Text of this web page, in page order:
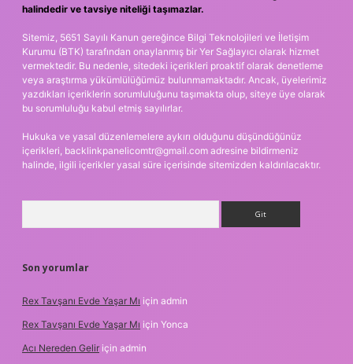
halindedir ve tavsiye niteliği taşımazlar.
Sitemiz, 5651 Sayılı Kanun gereğince Bilgi Teknolojileri ve İletişim
Kurumu (BTK) tarafından onaylanmış bir Yer Sağlayıcı olarak hizmet
vermektedir. Bu nedenle, sitedeki içerikleri proaktif olarak denetleme
veya araştırma yükümlülüğümüz bulunmamaktadır. Ancak, üyelerimiz
yazdıkları içeriklerin sorumluluğunu taşımakta olup, siteye üye olarak
bu sorumluluğu kabul etmiş sayılırlar.
Hukuka ve yasal düzenlemelere aykırı olduğunu düşündüğünüz
içerikleri, backlinkpanelicomtr@gmail.com adresine bildirmeniz
halinde, ilgili içerikler yasal süre içerisinde sitemizden kaldırılacaktır.
Son yorumlar
Rex Tavşanı Evde Yaşar Mı için admin
Rex Tavşanı Evde Yaşar Mı için Yonca
Acı Nereden Gelir için admin